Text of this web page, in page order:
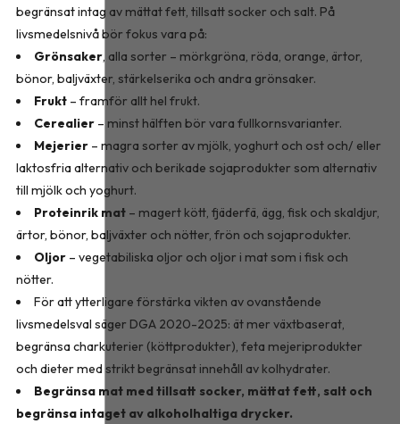
begränsat intag av mättat fett, tillsatt socker och salt. På
livsmedelsnivå bör fokus vara på:
Grönsaker, alla sorter – mörkgröna, röda, orange, ärtor,
bönor, baljväxter, stärkelserika och andra grönsaker.
Frukt – framför allt hel frukt.
Cerealier – minst hälften bör vara fullkornsvarianter.
Mejerier – magra sorter av mjölk, yoghurt och ost och/ eller
laktosfria alternativ och berikade sojaprodukter som alternativ
till mjölk och yoghurt.
Proteinrik mat – magert kött, fjäderfä, ägg, fisk och skaldjur,
ärtor, bönor, baljväxter och nötter, frön och sojaprodukter.
Oljor – vegetabiliska oljor och oljor i mat som i fisk och
nötter.
För att ytterligare förstärka vikten av ovanstående
livsmedelsval säger DGA 2020-2025: ät mer växtbaserat,
begränsa charkuterier (köttprodukter), feta mejeriprodukter
och dieter med strikt begränsat innehåll av kolhydrater.
Begränsa mat med tillsatt socker, mättat fett, salt och
begränsa intaget av alkoholhaltiga drycker.